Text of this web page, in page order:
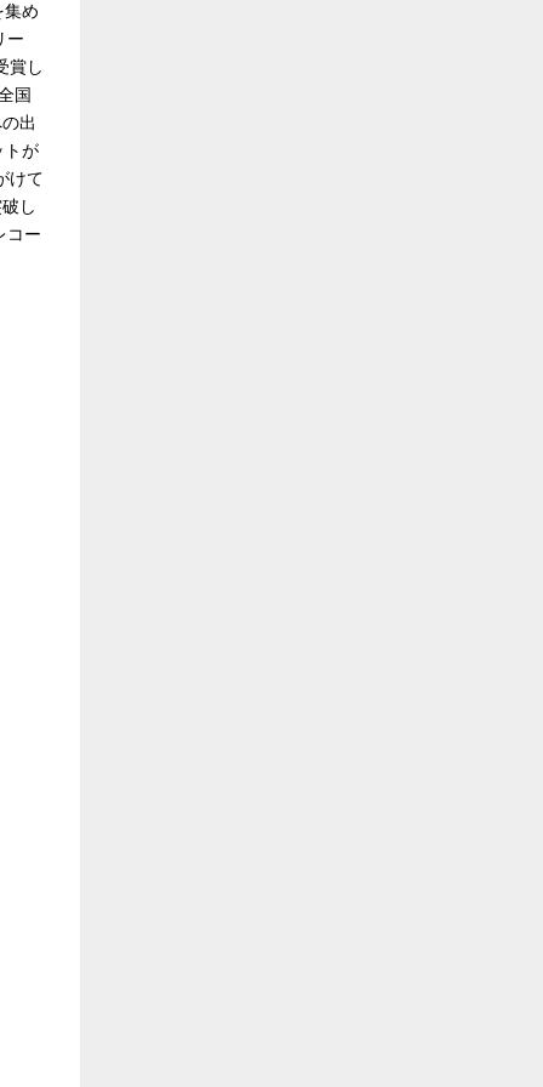
集め
ー
賞し
国
出
トが
けて
し
コー